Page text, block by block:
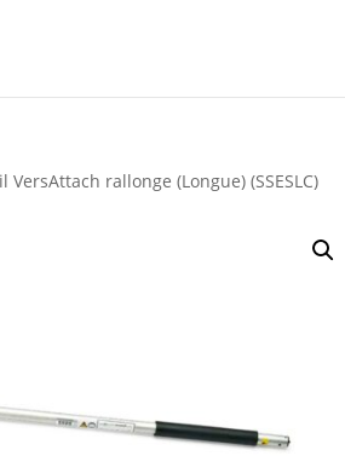
VersAttach rallonge (Longue) (SSESLC)